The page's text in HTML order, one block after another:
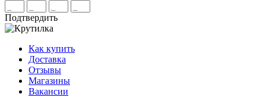
Подтвердить
Как купить
Доставка
Отзывы
Магазины
Вакансии